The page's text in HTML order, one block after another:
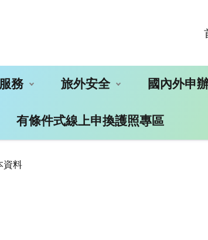
務 旅外安全 國內外申
有條件式線上申換護照專區
資料